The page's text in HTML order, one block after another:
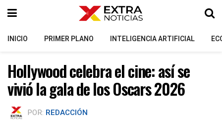
INICIO PRIMER PLANO INTELIGENCIA ARTIFICIAL
Hollywood celebra el cine: así se
vivió la gala de los Oscars 2026
POR: REDACCIÓN